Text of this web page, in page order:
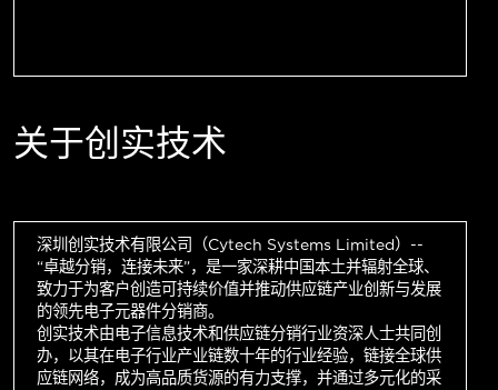
关于创实技术
深圳创实技术有限公司（Cytech Systems Limited）--
“卓越分销，连接未来”，是一家深耕中国本土并辐射全球、
致力于为客户创造可持续价值并推动供应链产业创新与发展
的领先电子元器件分销商。
创实技术由电子信息技术和供应链分销行业资深人士共同创
办，以其在电子行业产业链数十年的行业经验，链接全球供
应链网络，成为高品质货源的有力支撑，并通过多元化的采